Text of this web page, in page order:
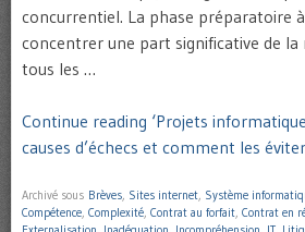
concurrentiel. La phase préparatoire
concentrer une part significative de
tous les …
Continue reading ‘Projets
causes d’échecs et comment les
Archivé sous Brèves, Sites internet, Système
Compétence, Complexité, Contrat au forfait, Contrat en